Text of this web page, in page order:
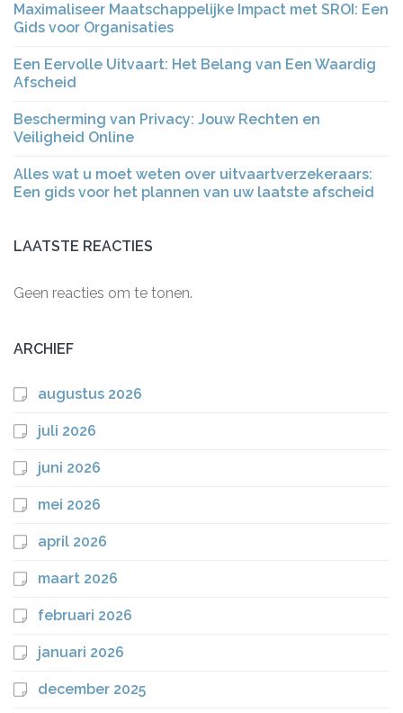
Maximaliseer Maatschappelijke Impact met SROI: Een
Gids voor Organisaties
Een Eervolle Uitvaart: Het Belang van Een Waardig
Afscheid
Bescherming van Privacy: Jouw Rechten en
Veiligheid Online
Alles wat u moet weten over uitvaartverzekeraars:
Een gids voor het plannen van uw laatste afscheid
LAATSTE REACTIES
Geen reacties om te tonen.
ARCHIEF
augustus 2026
juli 2026
juni 2026
mei 2026
april 2026
maart 2026
februari 2026
januari 2026
december 2025